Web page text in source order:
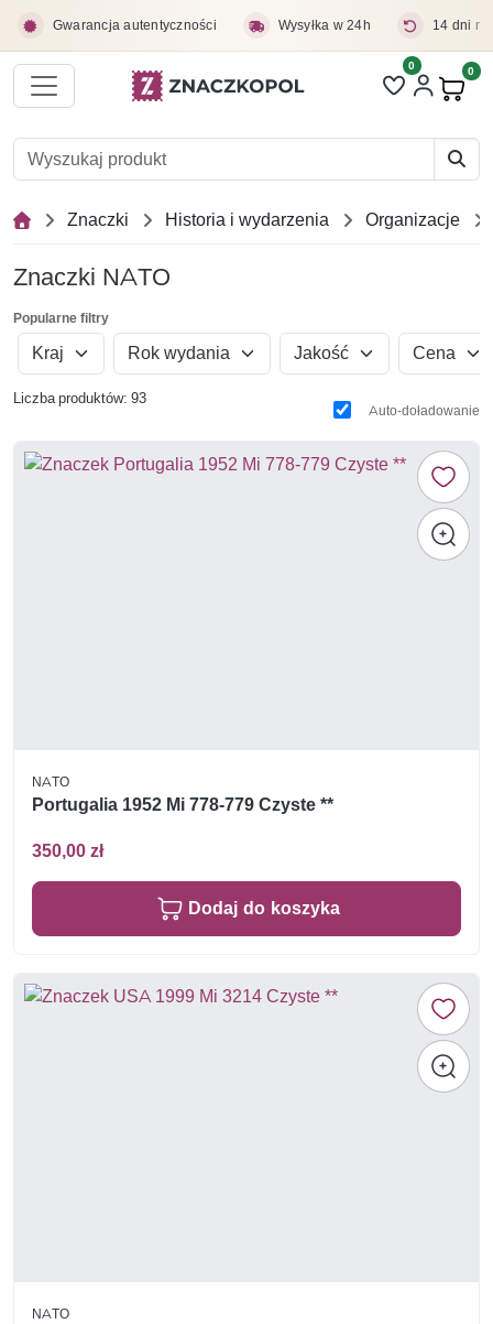
Gwarancja autentyczności Wysyłka w 24h 14 dni
Liczba pozycji
0 0
Znaczki Historia i wydarzenia Organizacje
Znaczki NATO
Popularne filtry
Kraj Rok wydania Jakość Cena
Liczba produktów: 93
Auto-doładowanie
NATO
Portugalia 1952 Mi 778-779 Czyste **
350,00 zł
Dodaj do koszyka
NATO